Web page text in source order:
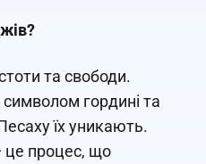
та свободи.
гордині та
їх уникають.
це процес, що